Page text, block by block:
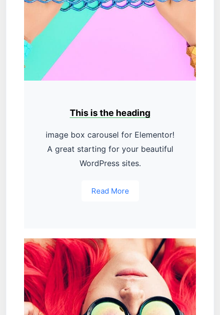
This is the heading
image box carousel for Elementor!
A great starting for your beautiful
WordPress sites.
Read More